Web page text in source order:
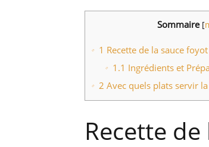
Sommaire [
1 Recette de la sauce
1.1 Ingrédients et
2 Avec quels plats servir
Recette